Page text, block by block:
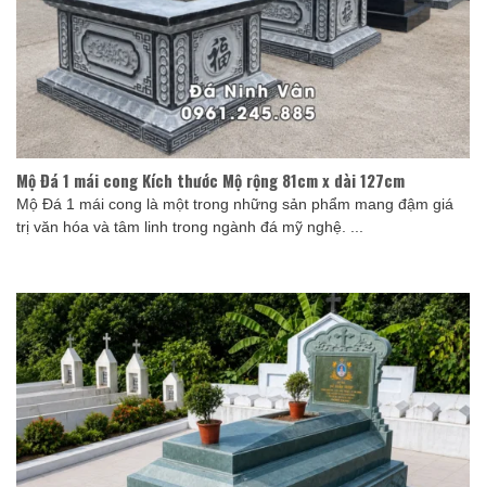
Mộ Đá 1 mái cong Kích thước Mộ rộng 81cm x dài 127cm
Mộ Đá 1 mái cong là một trong những sản phẩm mang đậm giá
trị văn hóa và tâm linh trong ngành đá mỹ nghệ. ...